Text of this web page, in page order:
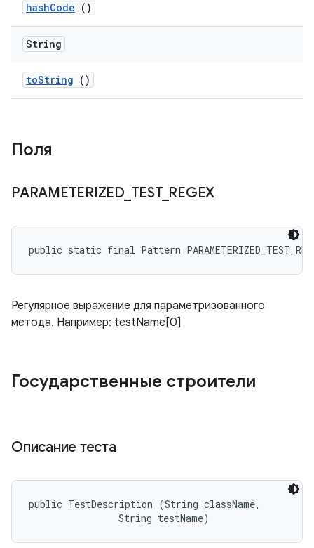
hashCode ()
String
toString ()
Поля
PARAMETERIZED_ TEST_ REGEX
public static final Pattern
Регулярное выражение для параметризованного
метода. Например: testName[0]
Государственные строители
Описание теста
public TestDescription (String className,
                String testName)